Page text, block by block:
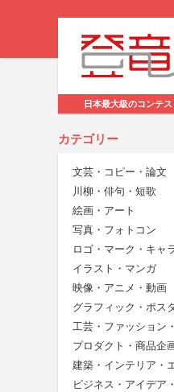
日本最大級のコンテ
カテゴリー
文芸・コピー・論文
川柳・俳句・短歌
絵画・アート
写真・フォトコン
ロゴ・マーク・キャ
イラスト・マンガ
映像・アニメ・動画
グラフィック・ポス
工芸・ファッション
プロダクト・商品企
建築・インテリア・
ビジネス・アイデア